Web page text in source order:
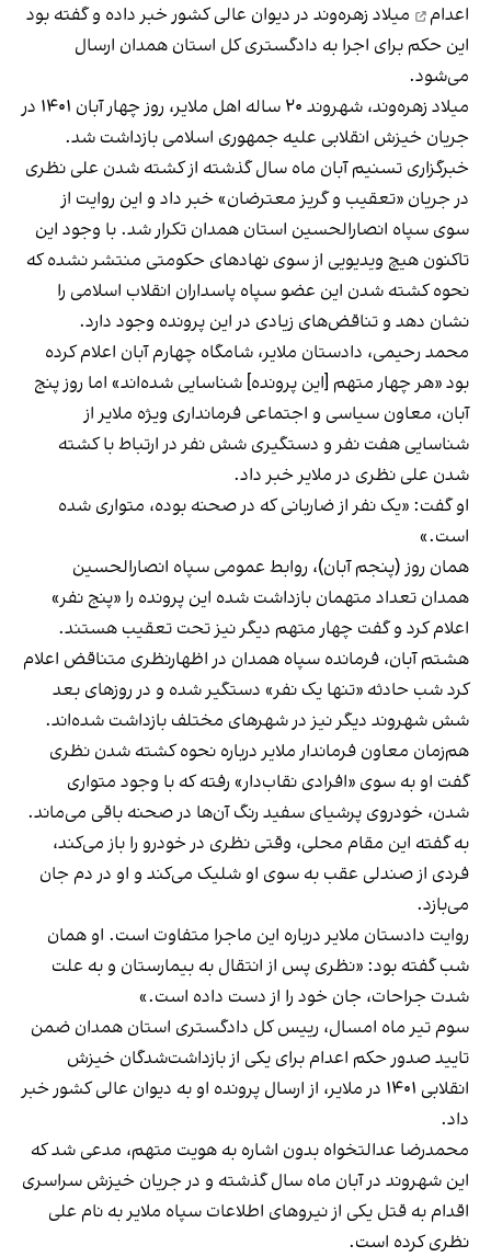
اعدام
میلاد زهره‌وند در دیوان عالی کشور خبر داده و گفته بود
این حکم برای اجرا به دادگستری کل استان همدان ارسال
می‌شود.
میلاد زهره‌وند، شهروند ۲۰ ساله اهل ملایر، روز چهار آبان ۱۴۰۱ در
جریان خیزش انقلابی علیه جمهوری اسلامی بازداشت شد.
خبرگزاری تسنیم آبان‌ ماه سال گذشته از کشته شدن علی نظری
در جریان «تعقیب و گریز معترضان» خبر داد و این روایت از
سوی سپاه انصارالحسین استان همدان تکرار شد. با وجود این
تاکنون هیچ ویدیویی از سوی نهادهای حکومتی منتشر نشده که
نحوه کشته شدن این عضو سپاه پاسداران انقلاب اسلامی را
نشان دهد و تناقض‌های زیادی در این پرونده وجود دارد.
محمد رحیمی، دادستان ملایر، شامگاه چهارم آبان اعلام کرده
بود «هر چهار متهم [این پرونده] شناسایی شده‌اند» اما روز پنج
آبان، معاون سیاسی و اجتماعی فرمانداری ویژه ملایر از
شناسایی هفت نفر و دستگیری شش نفر در ارتباط با کشته
شدن علی نظری در ملایر خبر داد.
او گفت: «یک نفر از ضاربانی که در صحنه بوده، متواری شده
است.»
همان روز (پنجم آبان)، روابط عمومی سپاه انصارالحسین
همدان تعداد متهمان بازداشت شده این پرونده را «پنج نفر»
اعلام کرد و گفت چهار متهم دیگر نیز تحت تعقیب هستند.
هشتم آبان، فرمانده سپاه همدان در اظهار‌نظری متناقض اعلام
کرد شب حادثه «تنها یک نفر» دستگیر شده و در روزهای بعد
شش شهروند دیگر نیز در شهرهای مختلف بازداشت شده‌اند.
هم‌زمان معاون فرماندار ملایر درباره نحوه کشته شدن نظری
گفت او به سوی «افرادی نقاب‌دار» رفته که با وجود متواری
شدن، خودروی پرشیای سفید رنگ آن‌ها در صحنه باقی می‌ماند.
به گفته این مقام محلی، وقتی نظری در خودرو را باز می‌کند،
فردی از صندلی عقب به سوی او شلیک می‌کند و او در دم جان
می‌بازد.
روایت دادستان ملایر درباره این ماجرا متفاوت است. او همان
شب گفته بود: «نظری پس از انتقال به بیمارستان و به علت
شدت جراحات، جان خود را از دست داده است.»
سوم تیر ماه امسال، رییس کل دادگستری استان همدان ضمن
تایید صدور حکم اعدام برای یکی از بازداشت‌شدگان خیزش
انقلابی ۱۴۰۱ در ملایر، از ارسال پرونده او به دیوان عالی کشور خبر
داد.
محمدرضا عدالتخواه بدون اشاره به هویت متهم، مدعی شد که
این شهروند در آبان‌ ماه سال گذشته و در جریان خیزش سراسری
اقدام به قتل یکی از نیروهای اطلاعات سپاه ملایر به نام علی
نظری کرده است.